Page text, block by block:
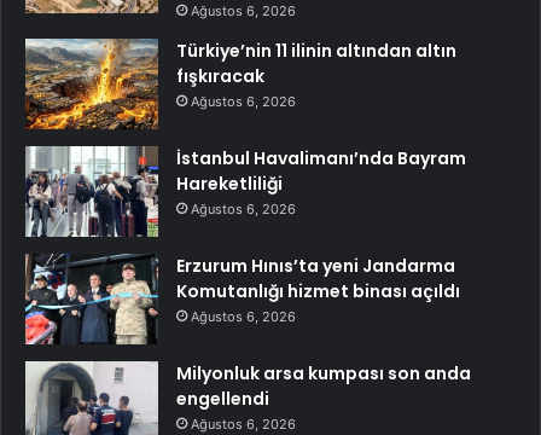
Ağustos 6, 2026
Türkiye’nin 11 ilinin altından altın
fışkıracak
Ağustos 6, 2026
İstanbul Havalimanı’nda Bayram
Hareketliliği
Ağustos 6, 2026
Erzurum Hınıs’ta yeni Jandarma
Komutanlığı hizmet binası açıldı
Ağustos 6, 2026
Milyonluk arsa kumpası son anda
engellendi
Ağustos 6, 2026